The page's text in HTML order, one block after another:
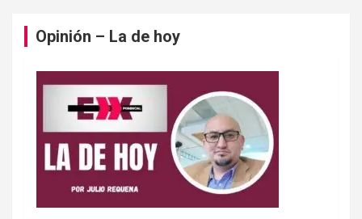
Opinión – La de hoy